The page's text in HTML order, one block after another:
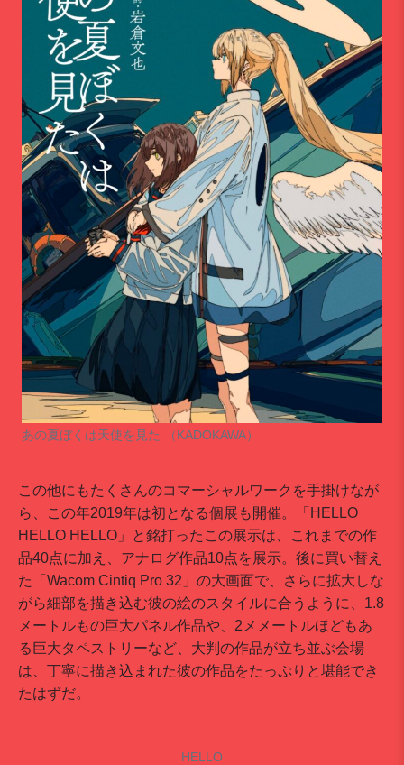
あの夏ぼくは天使を見た （KADOKAWA）
この他にもたくさんのコマーシャルワークを手掛けなが
ら、この年2019年は初となる個展も開催。「HELLO
HELLO HELLO」と銘打ったこの展示は、これまでの作
品40点に加え、アナログ作品10点を展示。後に買い替え
た「Wacom Cintiq Pro 32」の大画面で、さらに拡大しな
がら細部を描き込む彼の絵のスタイルに合うように、1.8
メートルもの巨大パネル作品や、2メメートルほどもあ
る巨大タペストリーなど、大判の作品が立ち並ぶ会場
は、丁寧に描き込まれた彼の作品をたっぷりと堪能でき
たはずだ。
HELLO